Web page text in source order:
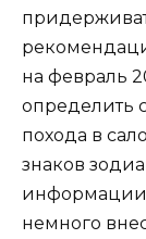
на февраль
определить
похода в
знаков
информации
немного